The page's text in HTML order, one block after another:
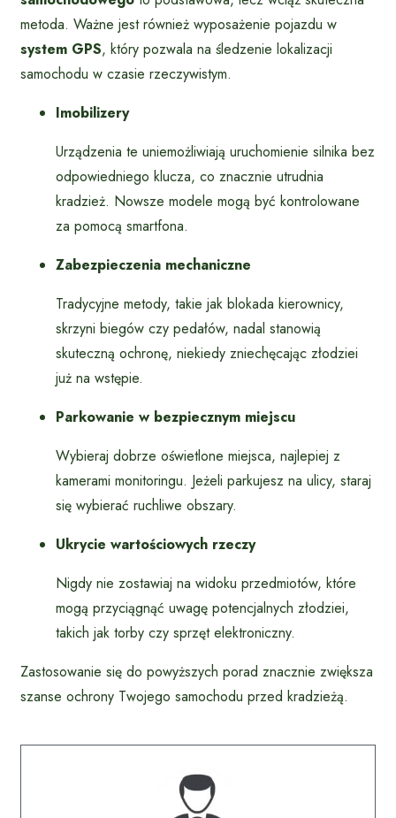
metoda. Ważne jest również wyposażenie pojazdu w
system GPS, który pozwala na śledzenie lokalizacji
samochodu w czasie rzeczywistym.
Imobilizery
Urządzenia te uniemożliwiają uruchomienie silnika bez
odpowiedniego klucza, co znacznie utrudnia
kradzież. Nowsze modele mogą być kontrolowane
za pomocą smartfona.
Zabezpieczenia mechaniczne
Tradycyjne metody, takie jak blokada kierownicy,
skrzyni biegów czy pedałów, nadal stanowią
skuteczną ochronę, niekiedy zniechęcając złodziei
już na wstępie.
Parkowanie w bezpiecznym miejscu
Wybieraj dobrze oświetlone miejsca, najlepiej z
kamerami monitoringu. Jeżeli parkujesz na ulicy, staraj
się wybierać ruchliwe obszary.
Ukrycie wartościowych rzeczy
Nigdy nie zostawiaj na widoku przedmiotów, które
mogą przyciągnąć uwagę potencjalnych złodziei,
takich jak torby czy sprzęt elektroniczny.
Zastosowanie się do powyższych porad znacznie zwiększa
szanse ochrony Twojego samochodu przed kradzieżą.